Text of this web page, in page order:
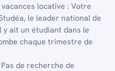
locative : Votre
le leader national de
ait un étudiant dans le
chaque trimestre de
de recherche de